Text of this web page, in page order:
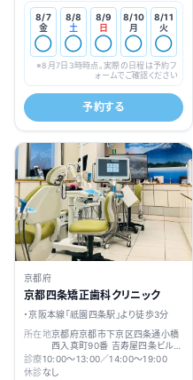
8/7
金
◯
8/8
土
◯
8/9
日
◯
8/10
月
◯
8/11
火
◯
※8月7日3時時点。実際の日程は予約フ
ォームでご確認ください
予約する
京都府
京都四条矯正歯科クリニック
・京阪本線「祇園四条駅」より徒歩3分
所在地京都府京都市下京区四条通小橋
西入真町90番 吉寿屋四条ビル
5F
診療10:00～13:00／14:00～19:00
休診なし